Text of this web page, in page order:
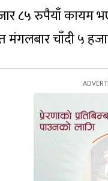
८५ रुपैयाँ
मंगलबार चाँदी ५